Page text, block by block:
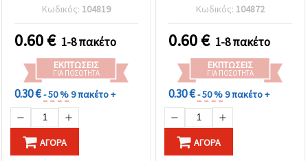
Κωδικός: 104819
0.60€ 1-8 πακέτο
ΕΚΠΤΏΣΕΙΣ
ΓΙΑ ΠΟΣΌΤΗΤΑ
0.30 €- 50 %9 πακέτο +
ΑΓΟΡΆ
Κωδικός: 104872
0.60€ 1-8 πακέτο
ΕΚΠΤΏΣΕΙΣ
ΓΙΑ ΠΟΣΌΤΗΤΑ
0.30 €- 50 %9 πακέτο +
ΑΓΟΡΆ